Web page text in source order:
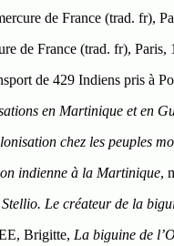
de France (trad. fr),
de France (trad. fr), Paris,
de 429 Indiens pris à
en Martinique et en
chez les peuples
indienne à la Martinique,
Stellio. Le créateur de la
Brigitte, La biguine de